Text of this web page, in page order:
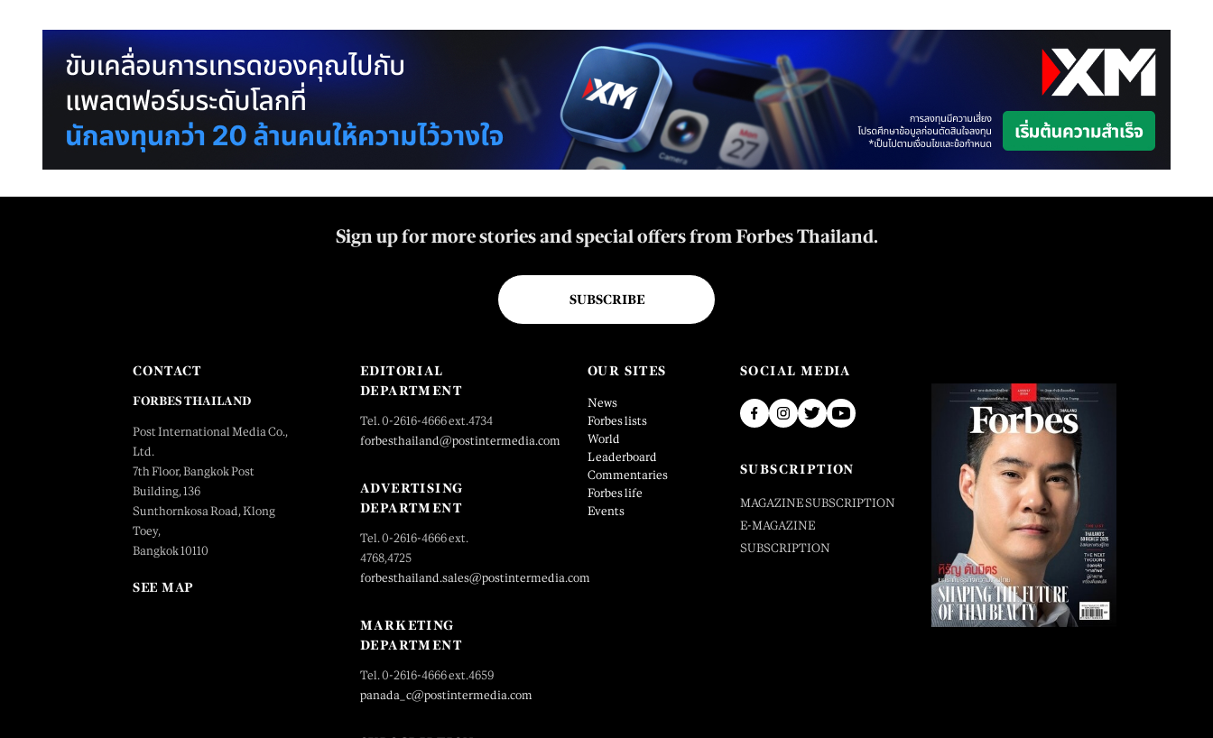
Sign up for more stories and special offers from Forbes Thailand.
SUBSCRIBE
CONTACT
FORBES THAILAND
Post International Media Co.,
Ltd.
7th Floor, Bangkok Post
Building, 136
Sunthornkosa Road, Klong
Toey,
Bangkok 10110
SEE MAP
EDITORIAL
DEPARTMENT
Tel. 0-2616-4666 ext.4734
forbesthailand@postintermedia.com
ADVERTISING
DEPARTMENT
Tel. 0-2616-4666 ext.
4768,4725
forbesthailand.sales@postintermedia.com
MARKETING
DEPARTMENT
Tel. 0-2616-4666 ext.4659
panada_c@postintermedia.com
OUR SITES
News
Forbes lists
World
Leaderboard
Commentaries
Forbes life
Events
SOCIAL MEDIA
SUBSCRIPTION
MAGAZINE SUBSCRIPTION
E-MAGAZINE
SUBSCRIPTION